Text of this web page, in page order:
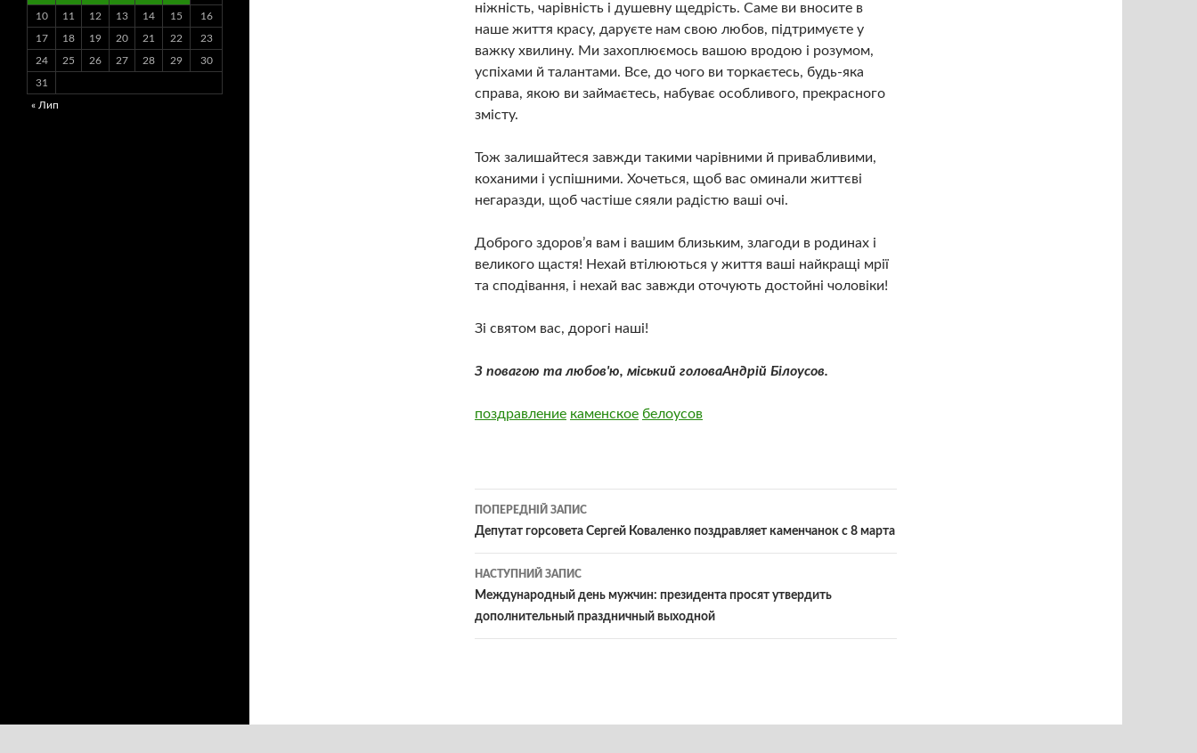
ніжність, чарівність і душевну щедрість. Саме ви вносите в
наше життя красу, даруєте нам свою любов, підтримуєте у
важку хвилину. Ми захоплюємось вашою вродою і розумом,
успіхами й талантами. Все, до чого ви торкаєтесь, будь-яка
справа, якою ви займаєтесь, набуває особливого, прекрасного
змісту.
Тож залишайтеся завжди такими чарівними й привабливими,
коханими і успішними. Хочеться, щоб вас оминали життєві
негаразди, щоб частіше сяяли радістю ваші очі.
Доброго здоров’я вам і вашим близьким, злагоди в родинах і
великого щастя! Нехай втілюються у життя ваші найкращі мрії
та сподівання, і нехай вас завжди оточують достойні чоловіки!
Зі святом вас, дорогі наші!
З повагою та любов'ю, міський головаАндрій Білоусов.
поздравление каменское белоусов
Навігація
по
записам
ПОПЕРЕДНІЙ ЗАПИС
Депутат горсовета Сергей Коваленко поздравляет каменчанок с 8 марта
НАСТУПНИЙ ЗАПИС
Международный день мужчин: президента просят утвердить
дополнительный праздничный выходной
10 11 12 13 14 15 16
17 18 19 20 21 22 23
24 25 26 27 28 29 30
31
« Лип